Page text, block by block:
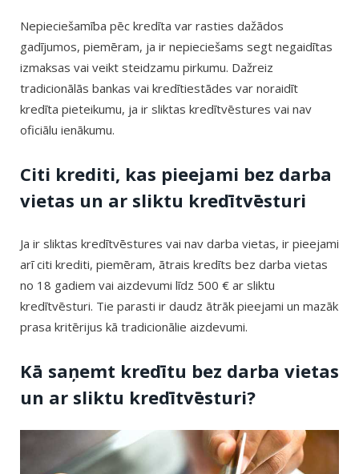
Nepieciešamība pēc kredīta var rasties dažādos
gadījumos, piemēram, ja ir nepieciešams segt negaidītas
izmaksas vai veikt steidzamu pirkumu. Dažreiz
tradicionālās bankas vai kredītiestādes var noraidīt
kredīta pieteikumu, ja ir sliktas kredītvēstures vai nav
oficiālu ienākumu.
Citi krediti, kas pieejami bez darba
vietas un ar sliktu kredītvēsturi
Ja ir sliktas kredītvēstures vai nav darba vietas, ir pieejami
arī citi krediti, piemēram, ātrais kredīts bez darba vietas
no 18 gadiem vai aizdevumi līdz 500 € ar sliktu
kredītvēsturi. Tie parasti ir daudz ātrāk pieejami un mazāk
prasa kritērijus kā tradicionālie aizdevumi.
Kā saņemt kredītu bez darba vietas
un ar sliktu kredītvēsturi?